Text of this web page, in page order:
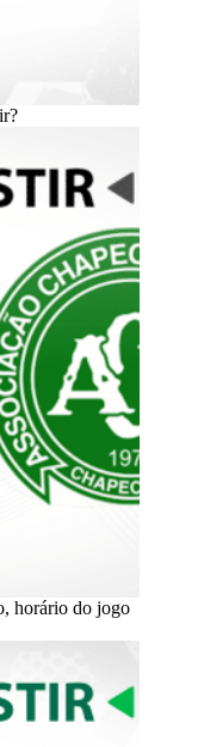
horário do jogo